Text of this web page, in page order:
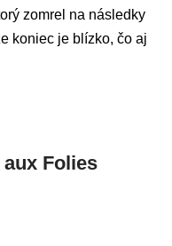
zomrel na následky
koniec je blízko, čo aj
Folies